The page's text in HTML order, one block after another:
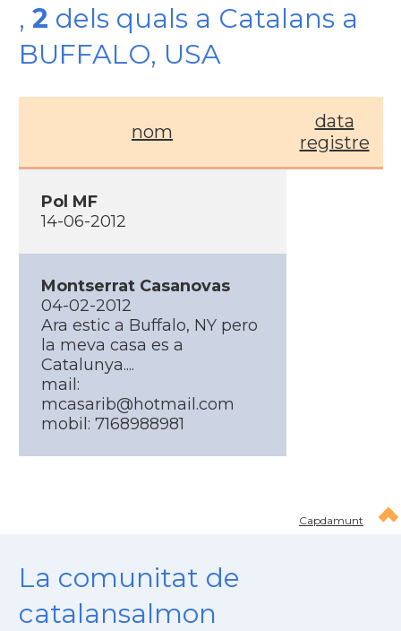
, 2 dels quals a Catalans a
BUFFALO, USA
nom
data
registre
Pol MF
14-06-2012
Montserrat Casanovas
04-02-2012
Ara estic a Buffalo, NY pero
la meva casa es a
Catalunya....
mail:
mcasarib@hotmail.com
mobil: 7168988981
Capdamunt
La comunitat de
catalansalmon